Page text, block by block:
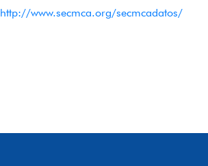
http://www.secmca.org/secmcadatos/